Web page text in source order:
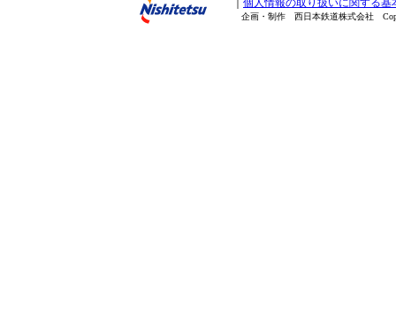
個人情報の取り扱いに関する基
企画・制作 西日本鉄道株式会社